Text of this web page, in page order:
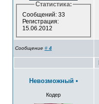
Статистика:
Сообщений: 33
Регистрация:
15.06.2012
Сообщение # 4
Невозможный •
Кодер